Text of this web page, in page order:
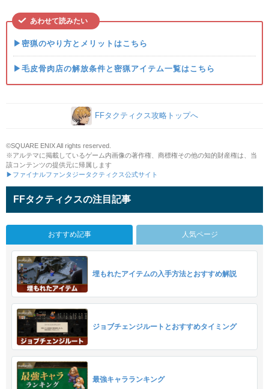
あわせて読みたい
▶密猟のやり方とメリットはこちら
▶毛皮骨肉店の解放条件と密猟アイテム一覧はこちら
FFタクティクス攻略トップへ
©SQUARE ENIX All rights reserved.
※アルテマに掲載しているゲーム内画像の著作権、商標権その他の知的財産権は、当
該コンテンツの提供元に帰属します
▶ファイナルファンタジータクティクス公式サイト
FFタクティクスの注目記事
おすすめ記事 人気ページ
埋もれたアイテムの入手方法とおすすめ解説
ジョブチェンジルートとおすすめタイミング
最強キャラランキング